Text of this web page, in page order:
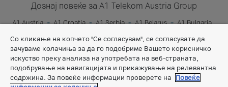
Дознај повеќе за A1 Telekom Austria Group
A1 Austria A1 Croatia A1 Serbia A1 Belarus
A1 Bulgaria
Со кликање на копчето "Се согласувам", се согласувате да
зачуваме колачиња за да го подобриме Вашето корисничко
искуство преку анализа на употребата на веб-страната,
подобрување на навигацијата и прикажување на релевантна
содржина. За повеќе информации проверете на
Повеќе